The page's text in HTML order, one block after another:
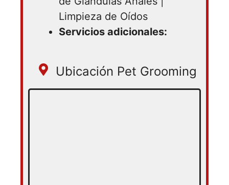
Limpieza de Oídos
Servicios adicionales:
Ubicación Pet Grooming